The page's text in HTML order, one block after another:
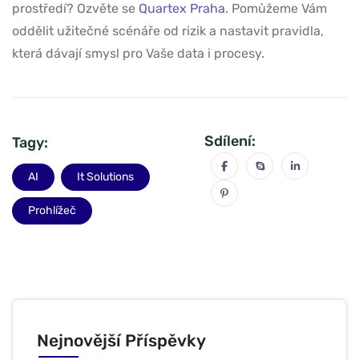
prostředí? Ozvěte se Quartex Praha. Pomůžeme Vám
oddělit užitečné scénáře od rizik a nastavit pravidla,
která dávají smysl pro Vaše data i procesy.
Tagy:
AI It Solutions
Prohlížeč
Sdílení:
Nejnovější Příspěvky